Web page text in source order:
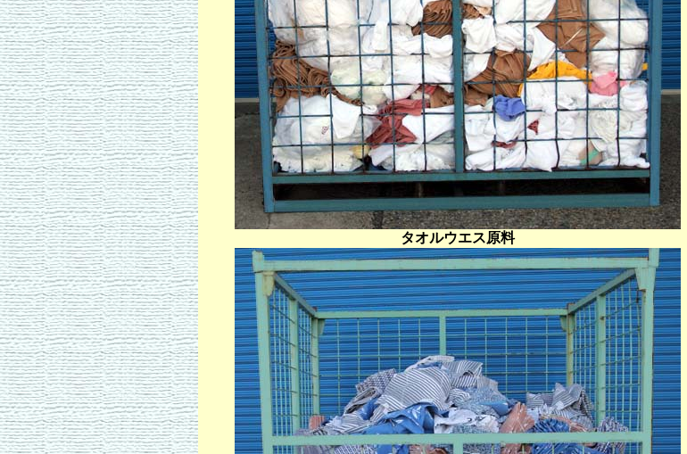
タオルウエス原料